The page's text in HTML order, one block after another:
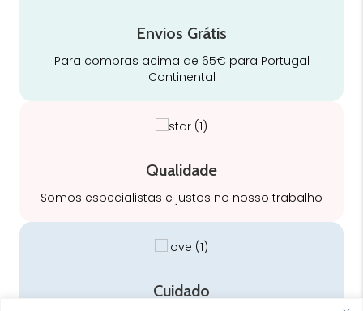
Envios Grátis
Para compras acima de 65€ para Portugal
Continental
Qualidade
Somos especialistas e justos no nosso trabalho
Cuidado